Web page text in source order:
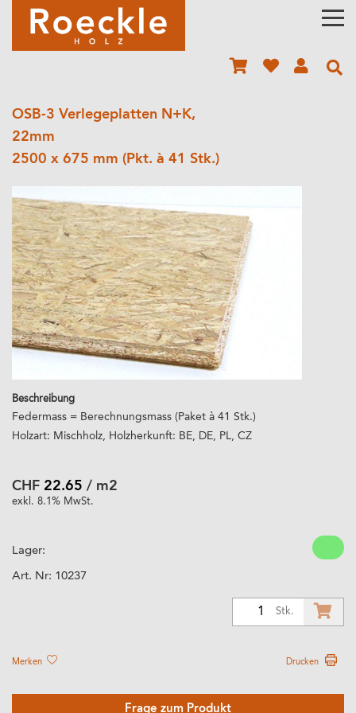
OSB-3 Verlegeplatten N+K,
22mm
2500 x 675 mm (Pkt. à 41 Stk.)
Beschreibung
Federmass = Berechnungsmass (Paket à 41 Stk.)
Holzart: Mischholz, Holzherkunft: BE, DE, PL, CZ
CHF 22.65 / m2
exkl. 8.1% MwSt.
Lager:
Art. Nr: 10237
Stk.
Merken Drucken
Frage zum Produkt